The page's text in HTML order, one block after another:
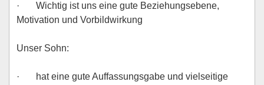
· Wichtig ist uns eine gute Beziehungsebene,
Motivation und Vorbildwirkung
Unser Sohn:
· hat eine gute Auffassungsgabe und vielseitige